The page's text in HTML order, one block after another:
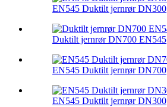
EN545 Duktilt jernrør DN300
Duktilt jernrør DN700 EN545
EN545 Duktilt jernrør DN700
EN545 Duktilt jernrør DN300